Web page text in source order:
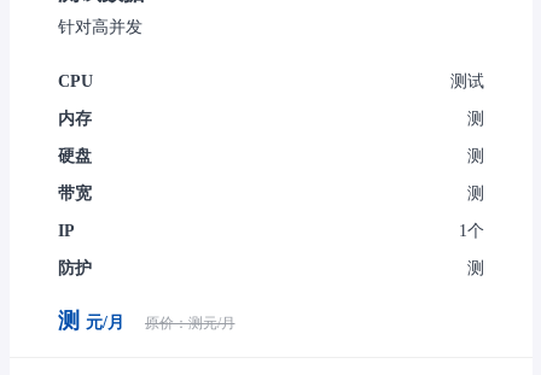
针对高并发
CPU 测试
内存 测
硬盘 测
带宽 测
IP 1个
防护 测
测 元/月 原价：测元/月